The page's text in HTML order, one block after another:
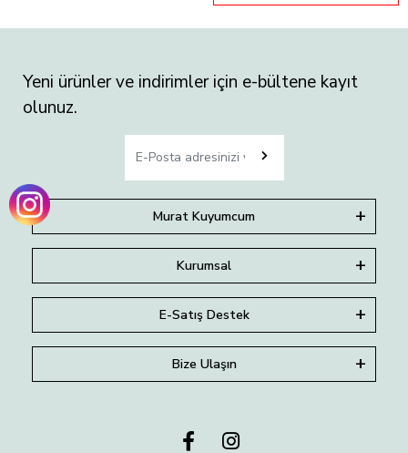
Yeni ürünler ve indirimler için e-bültene kayıt
olunuz.
Murat Kuyumcum
Kurumsal
E-Satış Destek
Bize Ulaşın